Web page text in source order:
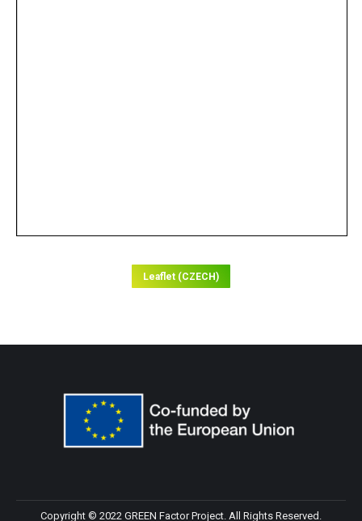
Leaflet (CZECH)
Copyright © 2022 GREEN Factor Project. All Rights Reserved.